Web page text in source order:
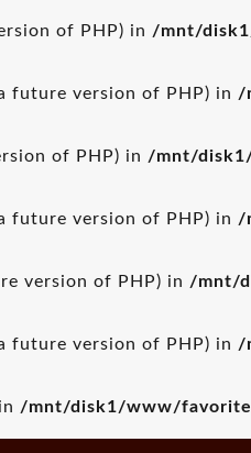
of PHP) in /mnt/
future version of PHP) in /
of PHP) in /mnt/
future version of PHP) in /
version of PHP) in /mnt/
future version of PHP) in /
/mnt/disk1/www/